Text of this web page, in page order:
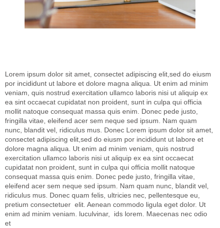
Lorem ipsum dolor sit amet, consectet adipiscing elit,sed do eiusm
por incididunt ut labore et dolore magna aliqua. Ut enim ad minim
veniam, quis nostrud exercitation ullamco laboris nisi ut aliquip ex
ea sint occaecat cupidatat non proident, sunt in culpa qui officia
mollit natoque consequat massa quis enim. Donec pede justo,
fringilla vitae, eleifend acer sem neque sed ipsum. Nam quam
nunc, blandit vel, ridiculus mus. Donec Lorem ipsum dolor sit amet,
consectet adipiscing elit,sed do eiusm por incididunt ut labore et
dolore magna aliqua. Ut enim ad minim veniam, quis nostrud
exercitation ullamco laboris nisi ut aliquip ex ea sint occaecat
cupidatat non proident, sunt in culpa qui officia mollit natoque
consequat massa quis enim. Donec pede justo, fringilla vitae,
eleifend acer sem neque sed ipsum. Nam quam nunc, blandit vel,
ridiculus mus. Donec quam felis, ultricies nec, pellentesque eu,
pretium consectetuer elit. Aenean commodo ligula eget dolor. Ut
enim ad minim veniam. luculvinar, ids lorem. Maecenas nec odio
et